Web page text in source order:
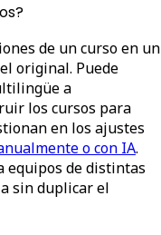
de un curso en un
original. Puede
a
los cursos para
en los ajustes
o con IA.
equipos de distintas
sin duplicar el